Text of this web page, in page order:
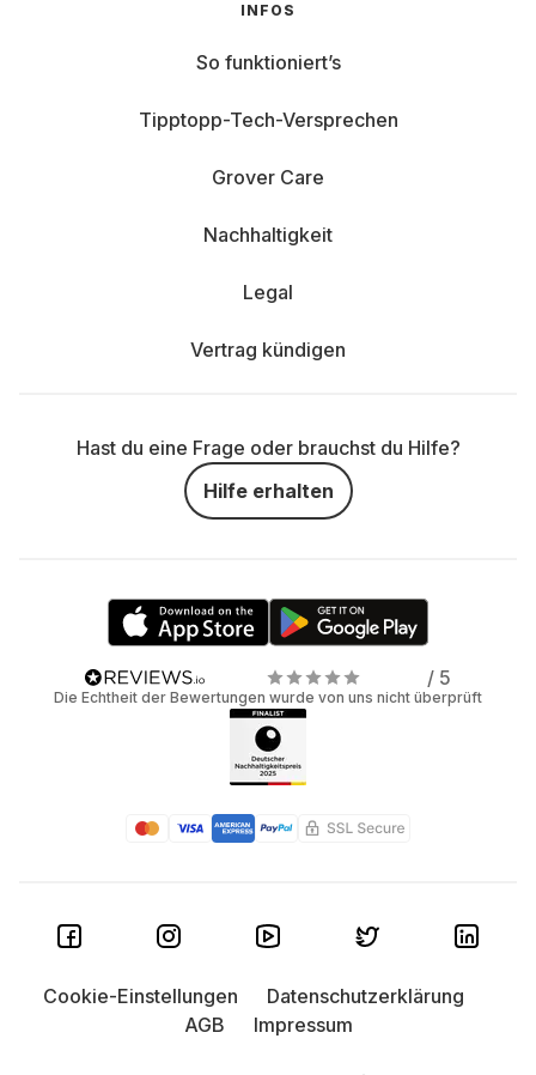
INFOS
So funktioniert’s
Tipptopp-Tech-Versprechen
Grover Care
Nachhaltigkeit
Legal
Vertrag kündigen
Hast du eine Frage oder brauchst du Hilfe?
Hilfe erhalten
/ 5
Die Echtheit der Bewertungen wurde von uns nicht überprüft
Cookie-Einstellungen
Datenschutzerklärung
AGB
Impressum